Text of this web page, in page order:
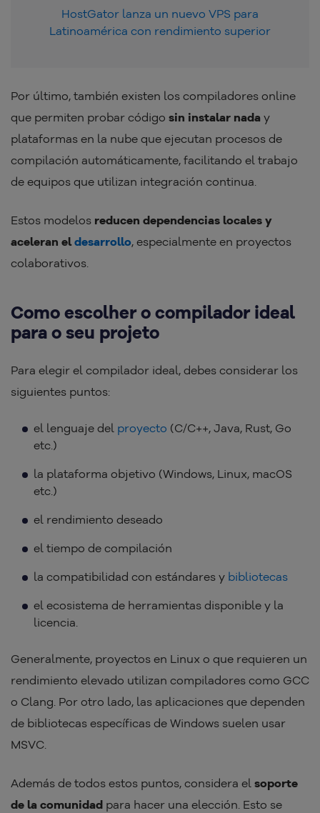
HostGator lanza un nuevo VPS para
Latinoamérica con rendimiento superior
Por último, también existen los compiladores online
que permiten probar código sin instalar nada y
plataformas en la nube que ejecutan procesos de
compilación automáticamente, facilitando el trabajo
de equipos que utilizan integración continua.
Estos modelos reducen dependencias locales y
aceleran eldesarrollo, especialmente en proyectos
colaborativos.
Como escolher o compilador ideal
para o seu projeto
Para elegir el compilador ideal, debes considerar los
siguientes puntos:
el lenguaje del proyecto (C/C++, Java, Rust, Go
etc.)
la plataforma objetivo (Windows, Linux, macOS
etc.)
el rendimiento deseado
el tiempo de compilación
la compatibilidad con estándares y bibliotecas
el ecosistema de herramientas disponible y la
licencia.
Generalmente, proyectos en Linux o que requieren un
rendimiento elevado utilizan compiladores como GCC
o Clang. Por otro lado, las aplicaciones que dependen
de bibliotecas específicas de Windows suelen usar
MSVC.
Además de todos estos puntos, considera el soporte
de la comunidad para hacer una elección. Esto se